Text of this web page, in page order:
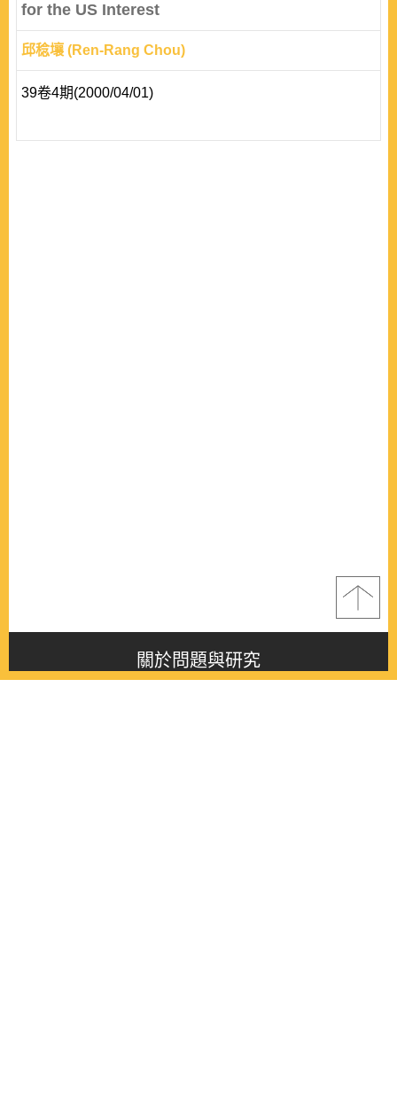
for the US Interest
邱稔壤 (Ren-Rang Chou)
39卷4期(2000/04/01)
關於問題與研究
About this journal